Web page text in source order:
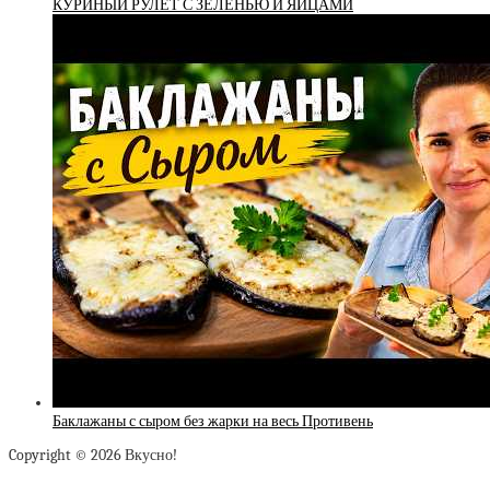
КУРИНЫЙ РУЛЕТ С ЗЕЛЕНЬЮ И ЯЙЦАМИ
Баклажаны с сыром без жарки на весь Противень
Copyright © 2026 Вкусно!